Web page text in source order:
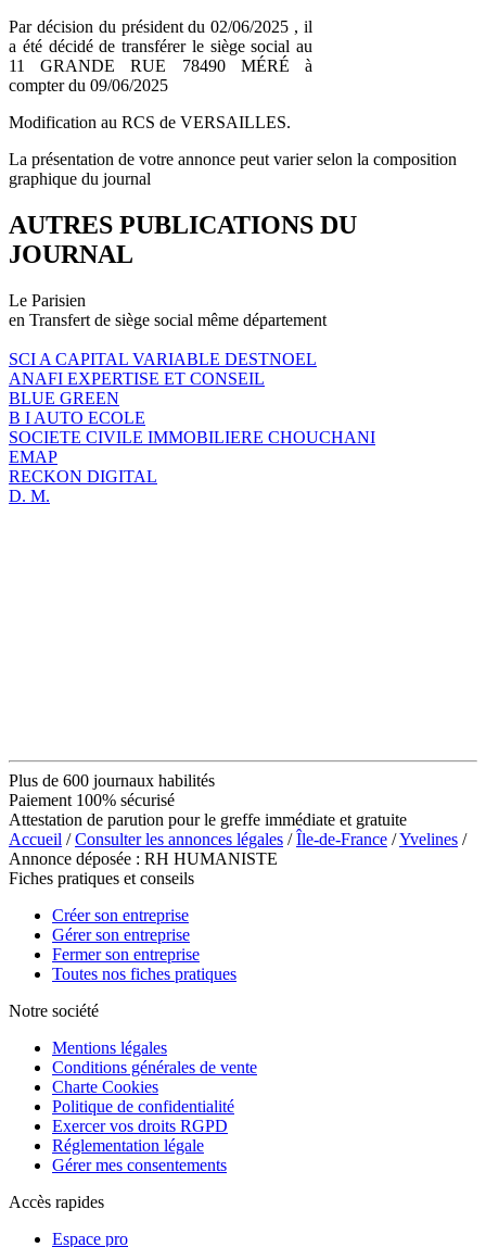
Par décision du président du 02/06/2025 , il
a été décidé de transférer le siège social au
11 GRANDE RUE 78490 MÉRÉ à
compter du 09/06/2025
Modification au RCS de VERSAILLES.
La présentation de votre annonce peut varier selon la composition
graphique du journal
AUTRES PUBLICATIONS DU
JOURNAL
Le Parisien
en Transfert de siège social même département
SCI A CAPITAL VARIABLE DESTNOEL
ANAFI EXPERTISE ET CONSEIL
BLUE GREEN
B I AUTO ECOLE
SOCIETE CIVILE IMMOBILIERE CHOUCHANI
EMAP
RECKON DIGITAL
D. M.
Plus de 600 journaux habilités
Paiement 100% sécurisé
Attestation de parution pour le greffe immédiate et gratuite
Accueil /Consulter les annonces légales /Île-de-France /Yvelines /
Annonce déposée : RH HUMANISTE
Fiches pratiques et conseils
Créer son entreprise
Gérer son entreprise
Fermer son entreprise
Toutes nos fiches pratiques
Notre société
Mentions légales
Conditions générales de vente
Charte Cookies
Politique de confidentialité
Exercer vos droits RGPD
Réglementation légale
Gérer mes consentements
Accès rapides
Espace pro